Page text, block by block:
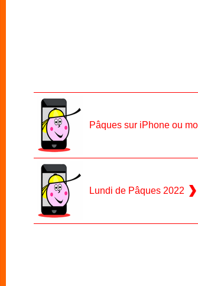
Pâques sur iPhone ou
Lundi de Pâques 2022